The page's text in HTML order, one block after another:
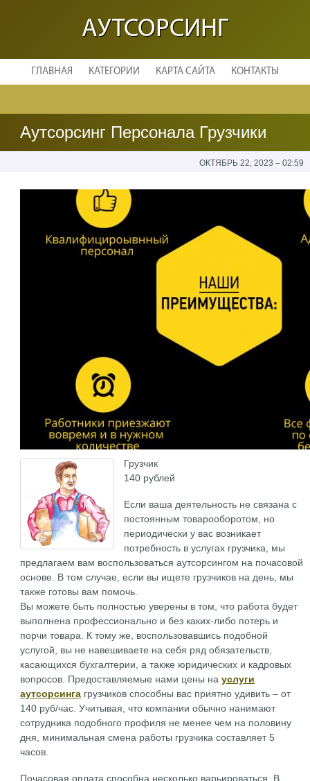
АУТСОРСИНГ
ГЛАВНАЯ КАТЕГОРИИ КАРТА САЙТА КОНТАКТЫ
Аутсорсинг Персонала Грузчики
ОКТЯБРЬ 22, 2023 – 02:59
Грузчик
140 рублей
Если ваша деятельность не связана с
постоянным товарооборотом, но
периодически у вас возникает
потребность в услугах грузчика, мы
предлагаем вам воспользоваться аутсорсингом на почасовой
основе. В том случае, если вы ищете грузчиков на день, мы
также готовы вам помочь.
Вы можете быть полностью уверены в том, что работа будет
выполнена профессионально и без каких-либо потерь и
порчи товара. К тому же, воспользовавшись подобной
услугой, вы не навешиваете на себя ряд обязательств,
касающихся бухгалтерии, а также юридических и кадровых
вопросов. Предоставляемые нами цены науслуги
аутсорсинга грузчиков способны вас приятно удивить – от
140 руб/час. Учитывая, что компании обычно нанимают
сотрудника подобного профиля не менее чем на половину
дня, минимальная смена работы грузчика составляет 5
часов.
Почасовая оплата способна несколько варьироваться. В